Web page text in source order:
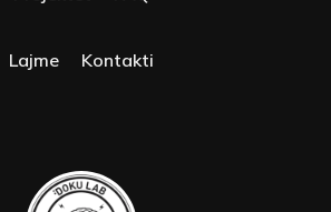
Lajme Kontakti